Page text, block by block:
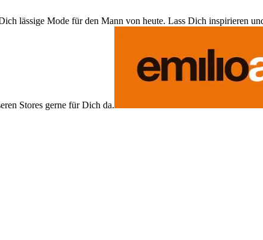
lässige Mode für den Mann von heute. Lass Dich inspirieren
Stores gerne für Dich da.